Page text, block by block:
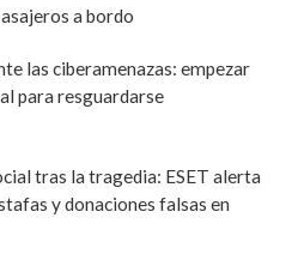
a bordo
las ciberamenazas: empezar
para resguardarse
tras la tragedia: ESET alerta
y donaciones falsas en